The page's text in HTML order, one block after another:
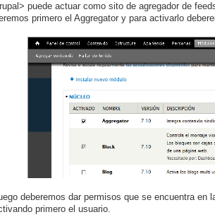
puede actuar como sito de agregador de
primero el Aggregator y para activarlo
deberemos dar permisos que se encuentra en
primero el usuario.